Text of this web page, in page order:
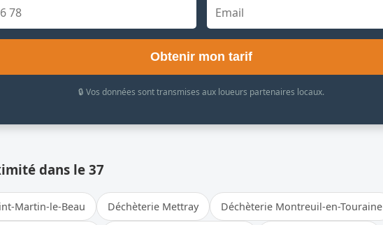
Obtenir mon tarif
🔒 Vos données sont transmises aux loueurs partenaires locaux.
dans le 37
Martin-le-Beau Déchèterie Mettray Déchèterie Montreuil-en-Touraine